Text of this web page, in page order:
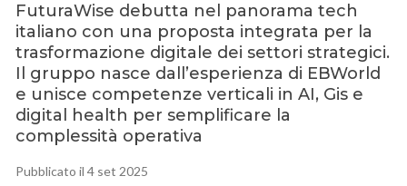
FuturaWise debutta nel panorama tech
italiano con una proposta integrata per la
trasformazione digitale dei settori strategici.
Il gruppo nasce dall’esperienza di EBWorld
e unisce competenze verticali in AI, Gis e
digital health per semplificare la
complessità operativa
Pubblicato il 4 set 2025